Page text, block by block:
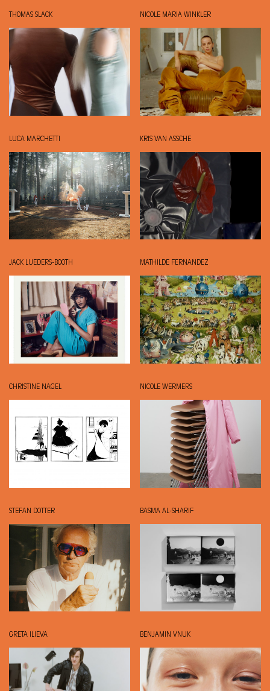
THOMAS SLACK NICOLE MARIA WINKLER
LUCA MARCHETTI KRIS VAN ASSCHE
JACK LUEDERS-BOOTH MATHILDE FERNANDEZ
CHRISTINE NAGEL NICOLE WERMERS
STEFAN DOTTER BASMA AL-SHARIF
GRETA ILIEVA BENJAMIN VNUK